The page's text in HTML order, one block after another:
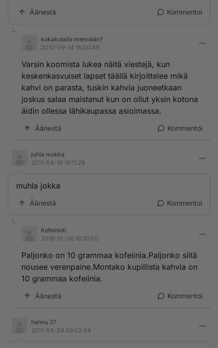
Äänestä Kommentoi
kokakolalla mennään?
2010-09-14 15:00:49
Varsin koomista lukea näitä viestejä, kun
keskenkasvuiset lapset täällä kirjoittelee mikä
kahvi on parasta, tuskin kahvia juoneetkaan
joskus salaa maistanut kun on ollut yksin kotona
äidin ollessa lähikaupassa asioimassa.
Äänestä Kommentoi
juhla mokka
2011-04-16 19:11:29
muhla jokka
Äänestä Kommentoi
Kofeinisti
2016-10-06 16:30:00
Paljonko on 10 grammaa kofeiinia.Paljonko siitä
nousee verenpaine.Montako kupillista kahvia on
10 grammaa kofeiinia.
Äänestä Kommentoi
hannu 27
2011-04-24 09:03:44